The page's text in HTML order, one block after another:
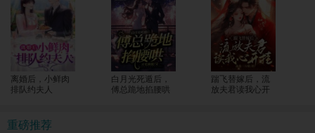
离婚后，小鲜肉
排队约夫人
白月光死遁后，
傅总跪地掐腰哄
踹飞替嫁后，流
放夫君读我心开
重磅推荐